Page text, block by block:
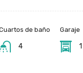
de baño
4
Garaje
1